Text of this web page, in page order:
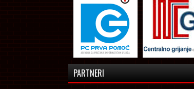
PARTNERI